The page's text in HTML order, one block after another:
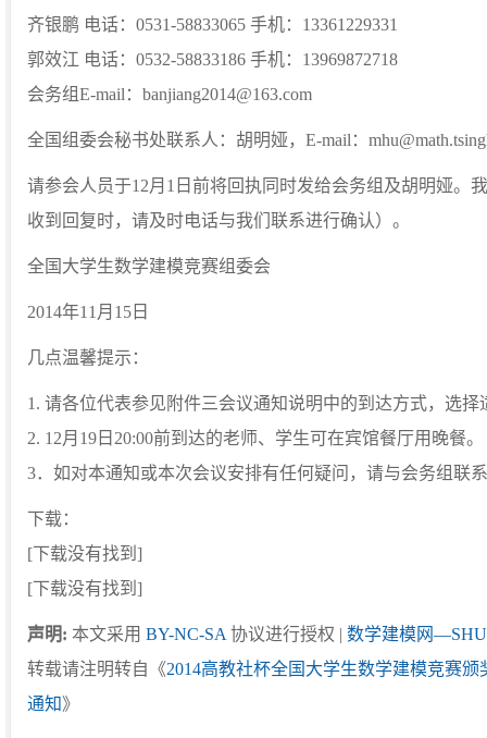
齐银鹏 电话：0531-58833065 手机：13361229331
郭效江 电话：0532-58833186 手机：13969872718
会务组E-mail：banjiang2014@163.com
全国组委会秘书处联系人：胡明娅，E-mail：
请参会人员于12月1日前将回执同时发给会务组及胡明娅。
收到回复时，请及时电话与我们联系进行确认）。
全国大学生数学建模竞赛组委会
2014年11月15日
几点温馨提示：
1. 请各位代表参见附件三会议通知说明中的到达方式，选择
2. 12月19日20:00前到达的老师、学生可在宾馆餐厅用晚餐。
3．如对本通知或本次会议安排有任何疑问，请与会务组联
下载：
[下载没有找到]
[下载没有找到]
声明: 本文采用 BY-NC-SA 协议进行授权 | 数学建模网
转载请注明转自《2014高教社杯全国大学生数学建模竞赛
通知》